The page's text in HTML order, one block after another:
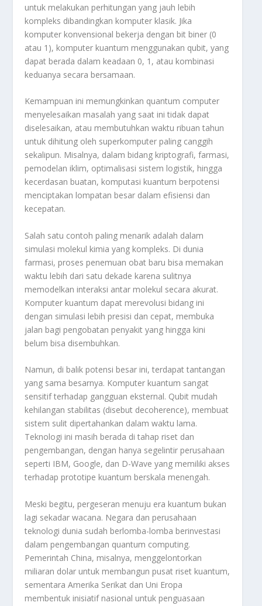
untuk melakukan perhitungan yang jauh lebih
kompleks dibandingkan komputer klasik. Jika
komputer konvensional bekerja dengan bit biner (0
atau 1), komputer kuantum menggunakan qubit, yang
dapat berada dalam keadaan 0, 1, atau kombinasi
keduanya secara bersamaan.
Kemampuan ini memungkinkan quantum computer
menyelesaikan masalah yang saat ini tidak dapat
diselesaikan, atau membutuhkan waktu ribuan tahun
untuk dihitung oleh superkomputer paling canggih
sekalipun. Misalnya, dalam bidang kriptografi, farmasi,
pemodelan iklim, optimalisasi sistem logistik, hingga
kecerdasan buatan, komputasi kuantum berpotensi
menciptakan lompatan besar dalam efisiensi dan
kecepatan.
Salah satu contoh paling menarik adalah dalam
simulasi molekul kimia yang kompleks. Di dunia
farmasi, proses penemuan obat baru bisa memakan
waktu lebih dari satu dekade karena sulitnya
memodelkan interaksi antar molekul secara akurat.
Komputer kuantum dapat merevolusi bidang ini
dengan simulasi lebih presisi dan cepat, membuka
jalan bagi pengobatan penyakit yang hingga kini
belum bisa disembuhkan.
Namun, di balik potensi besar ini, terdapat tantangan
yang sama besarnya. Komputer kuantum sangat
sensitif terhadap gangguan eksternal. Qubit mudah
kehilangan stabilitas (disebut decoherence), membuat
sistem sulit dipertahankan dalam waktu lama.
Teknologi ini masih berada di tahap riset dan
pengembangan, dengan hanya segelintir perusahaan
seperti IBM, Google, dan D-Wave yang memiliki akses
terhadap prototipe kuantum berskala menengah.
Meski begitu, pergeseran menuju era kuantum bukan
lagi sekadar wacana. Negara dan perusahaan
teknologi dunia sudah berlomba-lomba berinvestasi
dalam pengembangan quantum computing.
Pemerintah China, misalnya, menggelontorkan
miliaran dolar untuk membangun pusat riset kuantum,
sementara Amerika Serikat dan Uni Eropa
membentuk inisiatif nasional untuk penguasaan